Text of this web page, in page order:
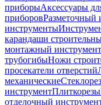
приборыАксессуары
приборовРазметочный
инструменты
карандаши
монтажный инструмент
трубогибыНожи
просекатели отверстий
механические
инструментПлиткорезы
отделочный